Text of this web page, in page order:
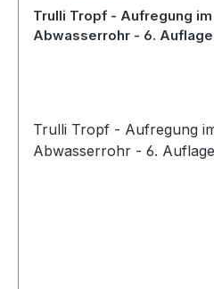
Trulli Tropf - Aufregung im
Abwasserrohr - 6. Auflage
Trulli Tropf - Aufregung
Abwasserrohr - 6.